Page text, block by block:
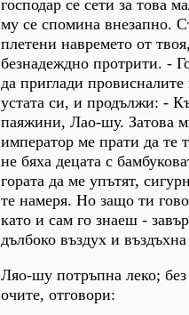
господар се сети за това
му се спомина внезапно.
плетени навремето от
безнадеждно протрити. -
да приглади
устата си, и продължи: -
паяжини, Лао-шу. Затова
император ме прати да те
не бяха децата с
гората да ме упътят,
те намеря. Но защо ти
като и сам го знаеш -
дълбоко въздух и
Ляо-шу потръпна леко; без
очите, отговори: